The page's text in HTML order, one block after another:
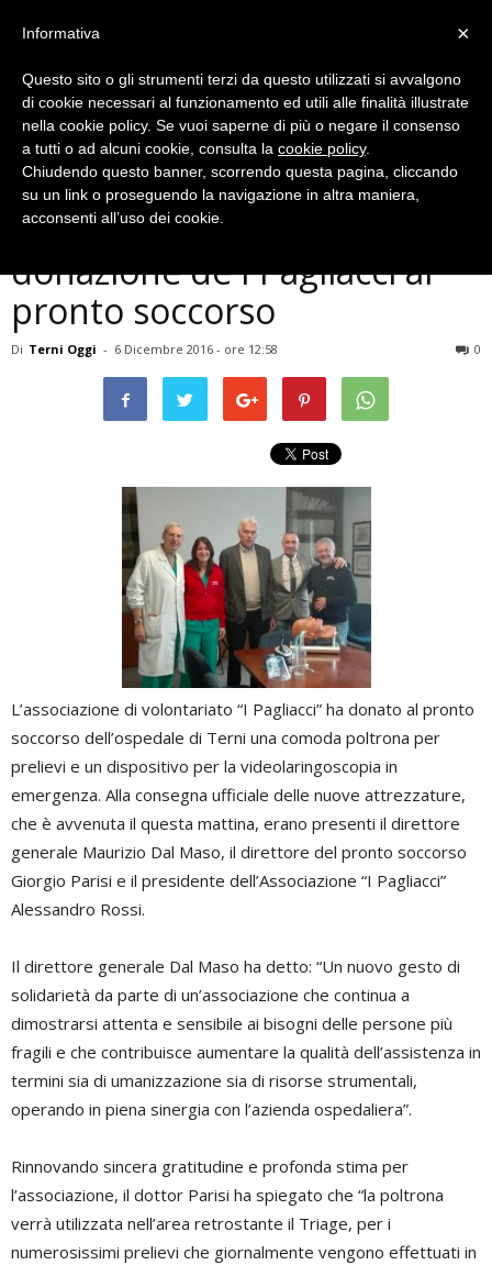
Cronaca
Ospedale di Terni, nuova
donazione de I Pagliacci al
pronto soccorso
Di Terni Oggi - 6 Dicembre 2016 - ore 12:58 0
L’associazione di volontariato “I Pagliacci” ha donato al pronto
soccorso dell’ospedale di Terni una comoda poltrona per
prelievi e un dispositivo per la videolaringoscopia in
emergenza. Alla consegna ufficiale delle nuove attrezzature,
che è avvenuta il questa mattina, erano presenti il direttore
generale Maurizio Dal Maso, il direttore del pronto soccorso
Giorgio Parisi e il presidente dell’Associazione “I Pagliacci”
Alessandro Rossi.
Il direttore generale Dal Maso ha detto: “Un nuovo gesto di
solidarietà da parte di un’associazione che continua a
dimostrarsi attenta e sensibile ai bisogni delle persone più
fragili e che contribuisce aumentare la qualità dell’assistenza in
termini sia di umanizzazione sia di risorse strumentali,
operando in piena sinergia con l’azienda ospedaliera”.
Rinnovando sincera gratitudine e profonda stima per
l’associazione, il dottor Parisi ha spiegato che “la poltrona
verrà utilizzata nell’area retrostante il Triage, per i
numerosissimi prelievi che giornalmente vengono effettuati in
×
Informativa
Questo sito o gli strumenti terzi da questo utilizzati si avvalgono
di cookie necessari al funzionamento ed utili alle finalità illustrate
nella cookie policy. Se vuoi saperne di più o negare il consenso
a tutti o ad alcuni cookie, consulta la cookie policy.
Chiudendo questo banner, scorrendo questa pagina, cliccando
su un link o proseguendo la navigazione in altra maniera,
acconsenti all’uso dei cookie.